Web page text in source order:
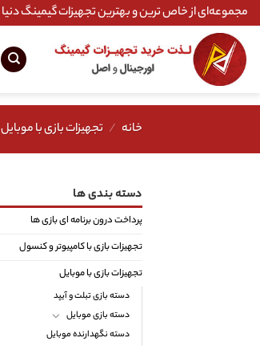
Skip
to
content
مجموعه‌ای از خاص ترین و بهترین تجهیزات گیمینگ دنیا
خانه / تجهیزات بازی با موبایل
دسته بندی ها
پرداخت درون برنامه ای بازی ها
تجهیزات بازی با کامپیوتر و کنسول
تجهیزات بازی با موبایل
دسته بازی تبلت و آیپد
دسته بازی موبایل
دسته نگهدارنده موبایل